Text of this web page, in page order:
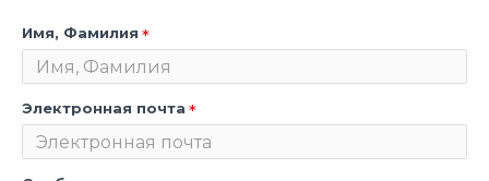
Имя, Фамилия
Электронная почта